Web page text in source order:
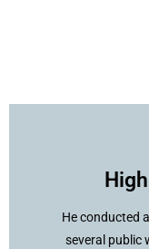
He conducted
several public